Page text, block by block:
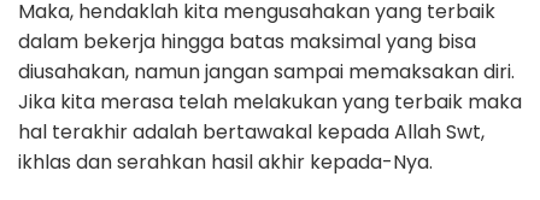
Maka, hendaklah kita mengusahakan yang terbaik
dalam bekerja hingga batas maksimal yang bisa
diusahakan, namun jangan sampai memaksakan diri.
Jika kita merasa telah melakukan yang terbaik maka
hal terakhir adalah bertawakal kepada Allah Swt,
ikhlas dan serahkan hasil akhir kepada-Nya.